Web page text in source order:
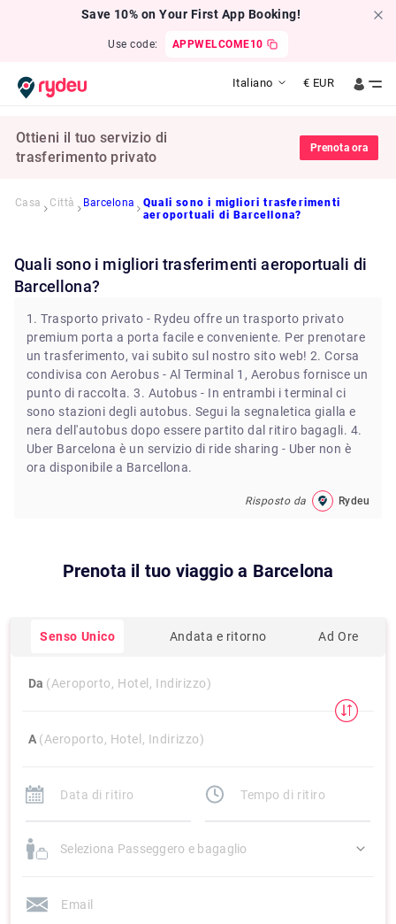
Save 10% on Your First App Booking!
Use code: APPWELCOME10
Italiano € EUR
Ottieni il tuo servizio di
trasferimento privato
Prenota ora
Casa Città Barcelona
Quali sono i migliori trasferimenti
aeroportuali di Barcellona?
Quali sono i migliori trasferimenti aeroportuali di
Barcellona?
1. Trasporto privato - Rydeu offre un trasporto privato
premium porta a porta facile e conveniente. Per prenotare
un trasferimento, vai subito sul nostro sito web! 2. Corsa
condivisa con Aerobus - Al Terminal 1, Aerobus fornisce un
punto di raccolta. 3. Autobus - In entrambi i terminal ci
sono stazioni degli autobus. Segui la segnaletica gialla e
nera dell'autobus dopo essere partito dal ritiro bagagli. 4.
Uber Barcelona è un servizio di ride sharing - Uber non è
ora disponibile a Barcellona.
Risposto da Rydeu
Prenota il tuo viaggio a Barcelona
Senso Unico Andata e ritorno Ad Ore
Da (Aeroporto, Hotel, Indirizzo)
A (Aeroporto, Hotel, Indirizzo)
Seleziona Passeggero e bagaglio